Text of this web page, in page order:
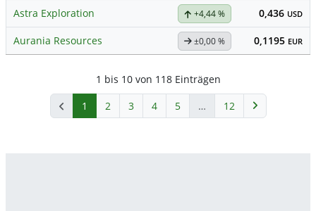
Astra Exploration +4,44 % 0,436 USD
Aurania Resources ±0,00 % 0,1195 EUR
1 bis 10 von 118 Einträgen
1
2 3 4 5 … 12